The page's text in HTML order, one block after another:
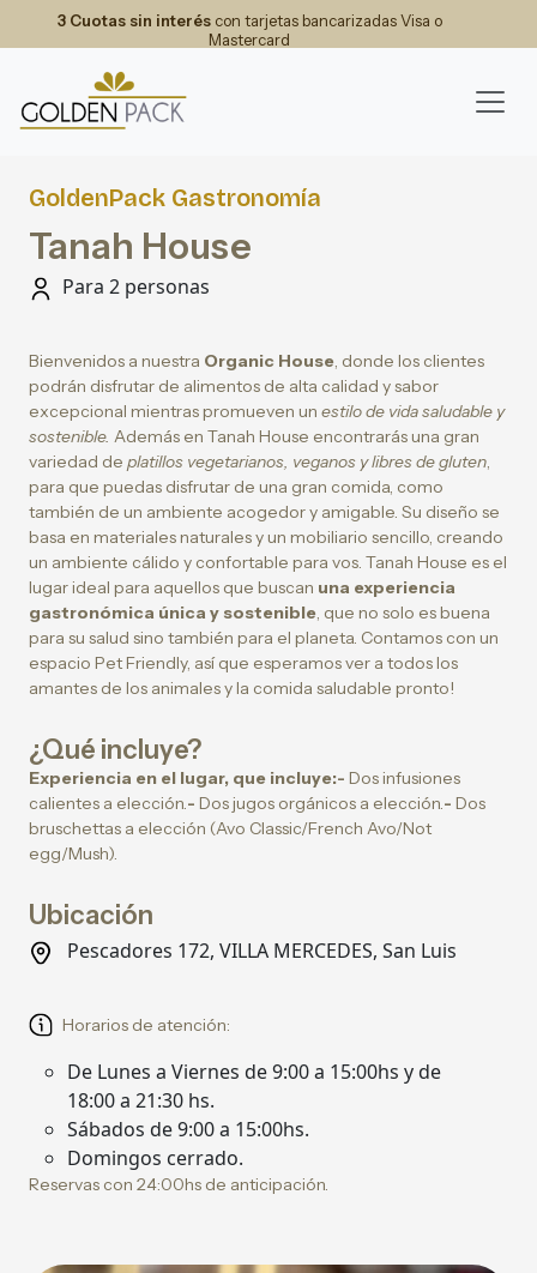
3 Cuotas sin interéscon tarjetas bancarizadas Visa o
Mastercard
GoldenPack Gastronomía
Tanah House
Para 2 personas
Bienvenidos a nuestra Organic House, donde los clientes
podrán disfrutar de alimentos de alta calidad y sabor
excepcional mientras promueven un estilo de vida saludable y
sostenible. Además en Tanah House encontrarás una gran
variedad de platillos vegetarianos, veganos y libres de gluten,
para que puedas disfrutar de una gran comida, como
también de un ambiente acogedor y amigable. Su diseño se
basa en materiales naturales y un mobiliario sencillo, creando
un ambiente cálido y confortable para vos. Tanah House es el
lugar ideal para aquellos que buscan una experiencia
gastronómica única y sostenible, que no solo es buena
para su salud sino también para el planeta. Contamos con un
espacio Pet Friendly, así que esperamos ver a todos los
amantes de los animales y la comida saludable pronto!
¿Qué incluye?
Experiencia en el lugar, que incluye:- Dos infusiones
calientes a elección.- Dos jugos orgánicos a elección.- Dos
bruschettas a elección (Avo Classic/French Avo/Not
egg/Mush).
Ubicación
Pescadores 172, VILLA MERCEDES, San Luis
Horarios de atención:
De Lunes a Viernes de 9:00 a 15:00hs y de
18:00 a 21:30 hs.
Sábados de 9:00 a 15:00hs.
Domingos cerrado.
Reservas con 24:00hs de anticipación.